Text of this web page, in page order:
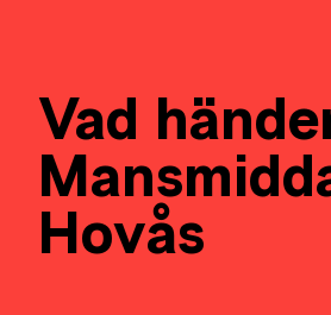
Vad
Hovås